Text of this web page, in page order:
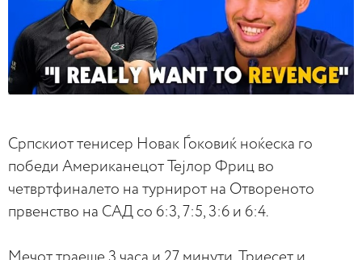
Српскиот тенисер Новак Ѓоковиќ ноќеска го
победи Американецот Тејлор Фриц во
четвртфиналето на турнирот на Отвореното
првенство на САД со 6:3, 7:5, 3:6 и 6:4.
Мечот траеше 3 часа и 27 минути. Триесет и